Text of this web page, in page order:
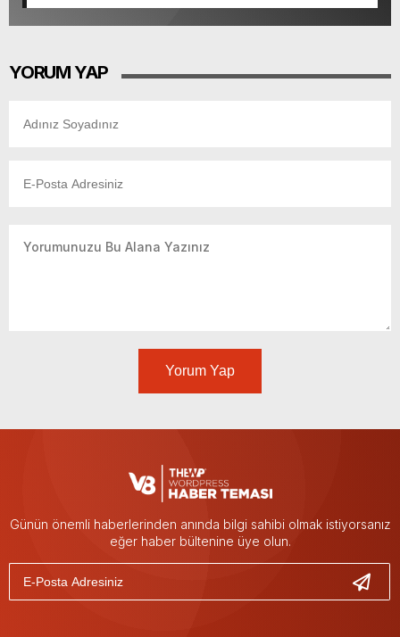
YORUM YAP
Yorum Yap
Günün önemli haberlerinden anında bilgi sahibi olmak istiyorsanız
eğer haber bültenine üye olun.